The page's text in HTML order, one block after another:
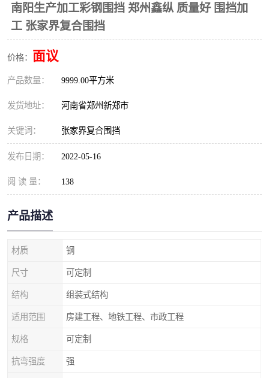
南阳生产加工彩钢围挡 郑州鑫纵 质量好 围挡加
工 张家界复合围挡
价格： 面议
产品数量： 9999.00平方米
发货地址： 河南省郑州新郑市
关键词： 张家界复合围挡
发布日期： 2022-05-16
阅 读 量： 138
产品描述
材质 钢
尺寸 可定制
结构 组装式结构
适用范围 房建工程、地铁工程、市政工程
规格 可定制
抗弯强度 强